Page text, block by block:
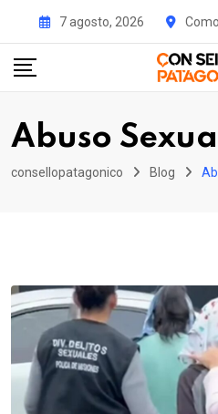
content
7 agosto, 2026
Abuso Sexual
consellopatagonico Blog